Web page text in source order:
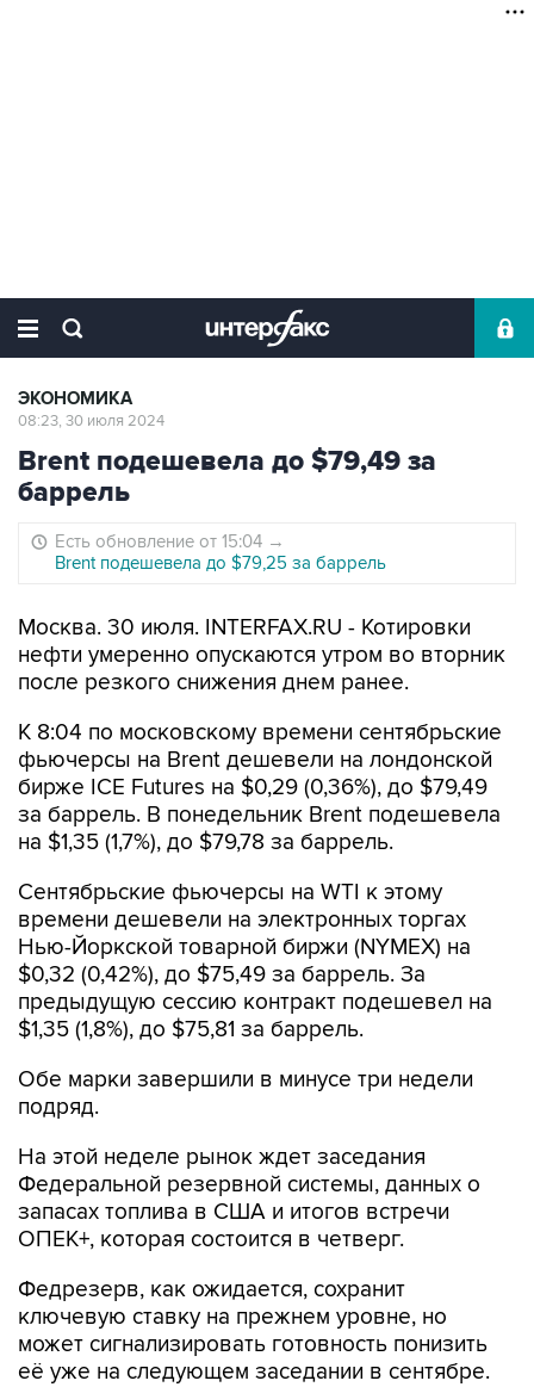
ЭКОНОМИКА
08:23, 30 июля 2024
Brent подешевела до $79,49 за
баррель
Есть обновление от 15:04 →
Brent подешевела до $79,25 за баррель
Москва. 30 июля. INTERFAX.RU - Котировки
нефти умеренно опускаются утром во вторник
после резкого снижения днем ранее.
К 8:04 по московскому времени сентябрьские
фьючерсы на Brent дешевели на лондонской
бирже ICE Futures на $0,29 (0,36%), до $79,49
за баррель. В понедельник Brent подешевела
на $1,35 (1,7%), до $79,78 за баррель.
Сентябрьские фьючерсы на WTI к этому
времени дешевели на электронных торгах
Нью-Йоркской товарной биржи (NYMEX) на
$0,32 (0,42%), до $75,49 за баррель. За
предыдущую сессию контракт подешевел на
$1,35 (1,8%), до $75,81 за баррель.
Обе марки завершили в минусе три недели
подряд.
На этой неделе рынок ждет заседания
Федеральной резервной системы, данных о
запасах топлива в США и итогов встречи
ОПЕК+, которая состоится в четверг.
Федрезерв, как ожидается, сохранит
ключевую ставку на прежнем уровне, но
может сигнализировать готовность понизить
её уже на следующем заседании в сентябре.